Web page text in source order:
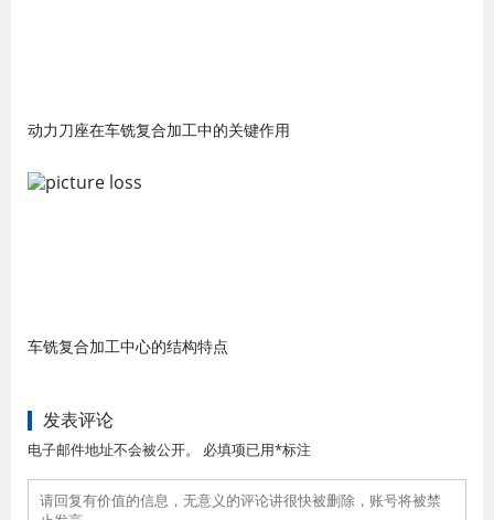
动力刀座在车铣复合加工中的关键作用
车铣复合加工中心的结构特点
发表评论
电子邮件地址不会被公开。 必填项已用*标注